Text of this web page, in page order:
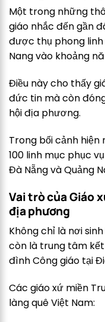
Một trong những
giáo nhắc đến gần
được thụ phong linh
Nang vào khoảng
Điều này cho thấy
đức tin mà còn
hội địa phương.
Trong bối cảnh hiện
100 linh mục phục
Đà Nẵng và Quảng
Vai trò của Giáo
địa phương
Không chỉ là nơi
còn là trung tâm kết
đình Công giáo tại
Các giáo xứ miền
làng quê Việt Nam: